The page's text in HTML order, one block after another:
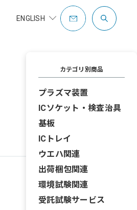
補助金支援事業
歴史・沿革
ENGLISH
OVERSEASカテゴリ別商品
プラズマ装置
ICソケット・検査治具
基板
ICトレイ
ウエハ関連
出荷梱包関連
環境試験関連
受託試験サービス